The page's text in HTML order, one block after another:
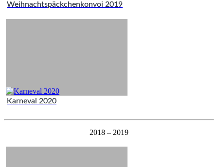
Weihnachtspäckchenkonvoi 2019
Karneval 2020
2018 – 2019